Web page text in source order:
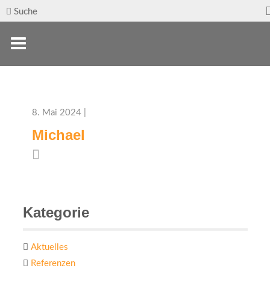
Suche
8. Mai 2024 |
Michael
Kategorie
Aktuelles
Referenzen